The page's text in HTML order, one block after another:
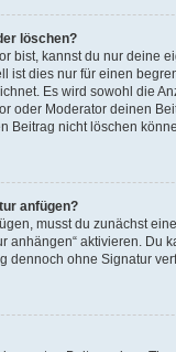
löschen?
bist, kannst du nur deine
ist dies nur für einen
Es wird sowohl die
oder Moderator deinen
Beitrag nicht löschen
anfügen?
musst du zunächst
anhängen“ aktivieren.
ohne Signatur